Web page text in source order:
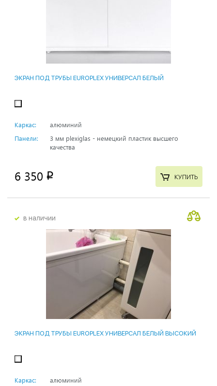
ЭКРАН ПОД ТРУБЫ EUROPLEX УНИВЕРСАЛ БЕЛЫЙ
Каркас:
алюминий
Панели:
3 мм plexiglas - немецкий пластик высшего
качества
6 350 p КУПИТЬ
в наличии
ЭКРАН ПОД ТРУБЫ EUROPLEX УНИВЕРСАЛ БЕЛЫЙ ВЫСОКИЙ
Каркас: алюминий